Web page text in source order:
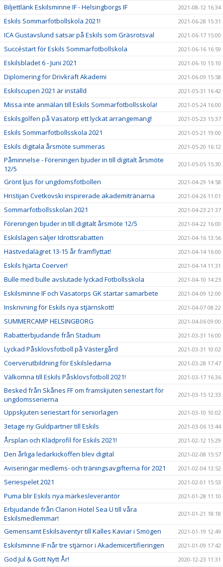
Biljettlänk Eskilsminne IF - Helsingborgs IF 2021-08-12 16:34
Eskils Sommarfotbollskola 2021! 2021-06-28 15:31
ICA Gustavslund satsar på Eskils som Gräsrotsval 2021-06-17 15:00
Succéstart för Eskils Sommarfotbollskola 2021-06-16 16:59
Eskilsbladet 6 - Juni 2021 2021-06-10 15:10
Diplomering för Drivkraft Akademi 2021-06-09 15:58
Eskilscupen 2021 är inställd 2021-05-31 16:42
Missa inte anmälan till Eskils Sommarfotbollsskola! 2021-05-24 16:00
Eskilsgolfen på Vasatorp ett lyckat arrangemang! 2021-05-23 15:37
Eskils Sommarfotbollsskola 2021 2021-05-21 19:00
Eskils digitala årsmöte summeras 2021-05-20 16:12
Påminnelse - Föreningen bjuder in till digitalt årsmöte
12/5
2021-05-05 15:30
Grönt ljus för ungdomsfotbollen 2021-04-29 14:58
Hristijan Cvetkovski inspirerade akademitränarna 2021-04-26 11:01
Sommarfotbollsskolan 2021 2021-04-23 21:37
Föreningen bjuder in till digitalt årsmöte 12/5 2021-04-22 16:00
Eskilslagen säljer Idrottsrabatten 2021-04-16 13:56
Hästvedalägret 13-15 år framflyttat! 2021-04-14 16:00
Eskils hjärta Coerver! 2021-04-14 11:31
Bulle med bulle avslutade lyckad Fotbollsskola 2021-04-10 14:23
Eskilsminne IF och Vasatorps GK startar samarbete 2021-04-09 12:00
Inskrivning för Eskils nya stjärnskott! 2021-04-07 08:22
SUMMERCAMP HELSINGBORG 2021-04-06 09:00
Rabatterbjudande från Stadium 2021-03-31 16:00
Lyckad Påsklovsfotboll på Västergård 2021-03-31 10:02
Coerverutbildning för Eskilsledarna 2021-03-28 17:47
Välkomna till Eskils Påsklovsfotboll 2021! 2021-03-17 16:36
Besked från Skånes FF om framskjuten seriestart för
ungdomsserierna
2021-03-15 12:33
Uppskjuten seriestart för seniorlagen 2021-03-10 10:02
3etage ny Guldpartner till Eskils 2021-03-06 13:44
Årsplan och Klädprofil för Eskils 2021! 2021-02-12 15:29
Den årliga ledarkickoffen blev digital 2021-02-08 15:57
Aviseringar medlems- och träningsavgifterna för 2021 2021-02-04 13:52
Seriespelet 2021 2021-02-01 15:53
Puma blir Eskils nya märkesleverantör 2021-01-28 11:10
Erbjudande från Clarion Hotel Sea U till våra
Eskilsmedlemmar!
2021-01-21 18:18
Gemensamt Eskilsäventyr till Kalles Kaviar i Smögen 2021-01-19 12:49
Eskilsminne IF når tre stjärnor i Akademicertifieringen 2021-01-09 17:42
God Jul & Gott Nytt År! 2020-12-23 11:31